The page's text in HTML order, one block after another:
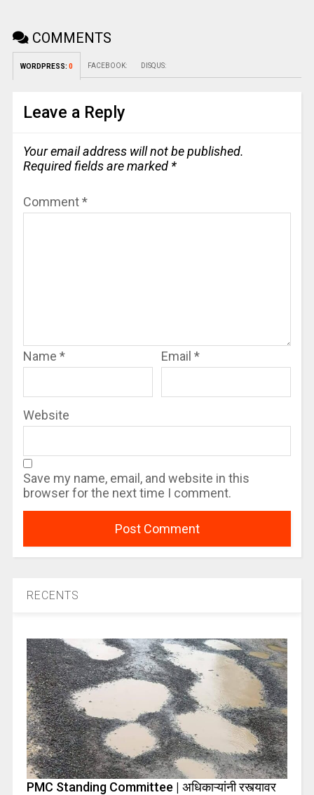
COMMENTS
WORDPRESS: 0 FACEBOOK: DISQUS:
Leave a Reply
Your email address will not be published.
Required fields are marked *
Comment*
Name * Email *
Website
Save my name, email, and website in this
browser for the next time I comment.
RECENTS
PMC Standing Committee | अधिकाऱ्यांनी रस्त्यावर